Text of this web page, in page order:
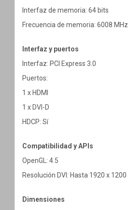
Interfaz de memoria: 64 bits
Frecuencia de memoria: 6008 MHz
Interfaz y puertos
Interfaz: PCI Express 3.0
Puertos:
1 x HDMI
1 x DVI-D
HDCP: Sí
Compatibilidad y APIs
OpenGL: 4.5
Resolución DVI: Hasta 1920 x 1200
Dimensiones